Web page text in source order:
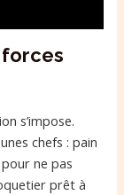
s’impose.
chefs : pain
ne pas
prêt à